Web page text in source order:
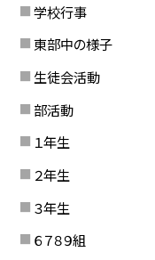
学校行事
東部中の様子
生徒会活動
部活動
１年生
２年生
３年生
６７８９組